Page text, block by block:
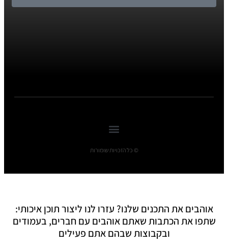
© כל הזכויות שומורות
אוהבים את התכנים שלנו? עזרו לנו ליצור תוכן איכותי:
שתפו את הכתבות שאתם אוהבים עם חברים, בעמודים
ובקבוצות שבהם אתם פעילים